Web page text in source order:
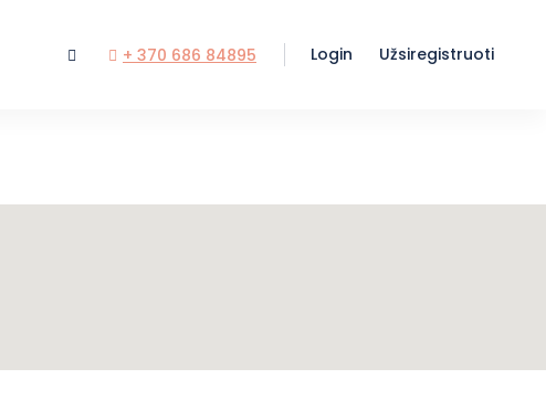
+ 370 686 84895 Login Užsiregistruoti